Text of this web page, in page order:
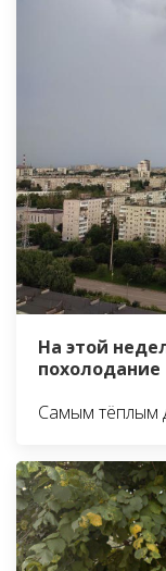
На этой
похолодание
Самым тёплым